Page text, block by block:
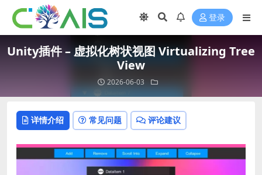
登录
Unity插件 – 虚拟化树状视图 Virtualizing Tree
View
2026-06-03
详情介绍 常见问题 评论建议